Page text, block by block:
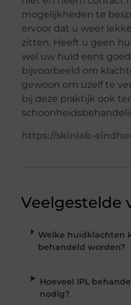
mogelijkheden te
ervoor dat u weer
zitten. Heeft u geen
wel uw huid eens
bijvoorbeeld om
gewoon om uzelf te
bij deze praktijk ook
https://skinlab-
Veelgestelde
Welke huidklachten
behandeld worden?
Hoeveel IPL
nodig?